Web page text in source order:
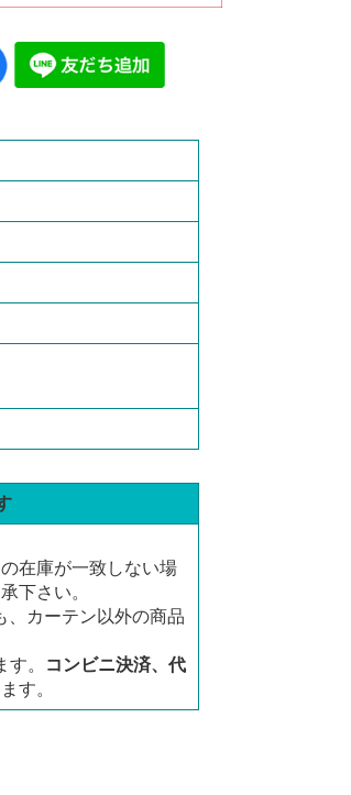
在庫が一致しない場
下さい。
、カーテン以外の商品
。
コンビニ決済、代
す。